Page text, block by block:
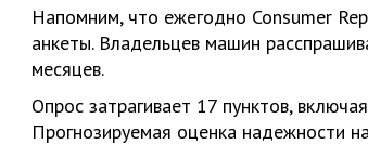
Напомним, что ежегодно Consumer
анкеты. Владельцев машин
месяцев.
Опрос затрагивает 17 пунктов,
Прогнозируемая оценка надежности